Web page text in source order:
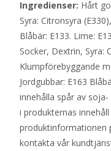
Ingredienser: Hårt
Syra: Citronsyra
Blåbär: E133. Lime:
Socker, Dextrin, Syra:
Klumpförebyggande
Jordgubbar: E163
innehålla spår av
i produkternas
produktinformationen
kontakta vår